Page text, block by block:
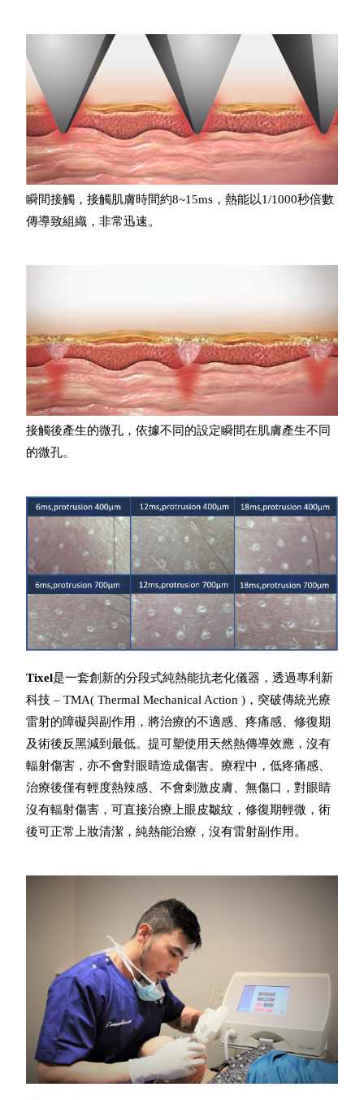
瞬間接觸，接觸肌膚時間約8~15ms，熱能以1/1000秒倍數
傳導致組織，非常迅速。
接觸後產生的微孔，依據不同的設定瞬間在肌膚產生不同
的微孔。
Tixel是一套創新的分段式純熱能抗老化儀器，透過專利新
科技 – TMA( Thermal Mechanical Action )，突破傳統光療
雷射的障礙與副作用，將治療的不適感、疼痛感、修復期
及術後反黑減到最低。提可塑使用天然熱傳導效應，沒有
輻射傷害，亦不會對眼睛造成傷害。療程中，低疼痛感、
治療後僅有輕度熱辣感、不會刺激皮膚、無傷口，對眼睛
沒有輻射傷害，可直接治療上眼皮皺紋，修復期輕微，術
後可正常上妝清潔，純熱能治療，沒有雷射副作用。